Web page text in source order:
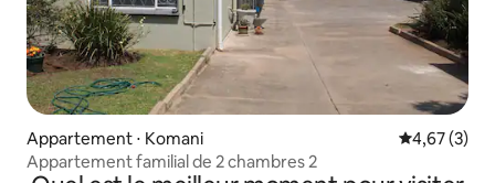
Appartement ⋅ Komani Évaluation
4,67 (3)
Appartement familial de 2 chambres 2